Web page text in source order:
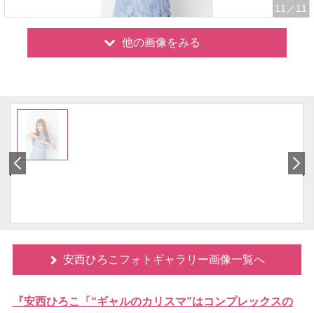
11 ／11
他の画像をみる
安西ひろこフォトギャラリー画像一覧へ
『安西ひろこ「“ギャルのカリスマ”はコンプレックスの